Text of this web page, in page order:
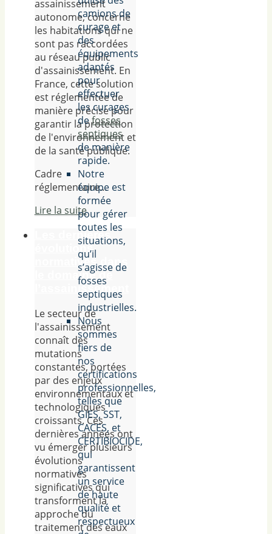
assainissement
autonome, concerne
les habitations qui ne
sont pas raccordées
au réseau public
d'assainissement. En
France, cette solution
est réglementée de
manière précise pour
garantir la protection
de l'environnement et
de la santé publique.
Cadre
réglementaire…
Lire la suite
Les dernières
évolutions
normatives dans
le domaine de
l’assainissement
Le secteur de
l'assainissement
connaît des
mutations
constantes, portées
par des enjeux
environnementaux et
technologiques
croissants. Ces
dernières années ont
vu émerger plusieurs
évolutions
normatives
significatives qui
transforment la
approche du
traitement des eaux
camions de
curage et
des
équipements
adaptés
pour
effectuer
les curages
defosses
septiques
de manière
rapide.
Notre
équipe est
formée
pour gérer
toutes les
situations,
qu’il
s’agisse de
fosses
septiques
industrielles.
Nous
sommes
fiers de
nos
certifications
professionnelles,
telles que
GIES, SST,
CACES, et
CERTIBIOCIDE,
qui
garantissent
un service
de haute
qualité et
respectueux